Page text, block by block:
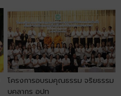
โครงการอบรมคุณธรรม จริยธรรม
บุคลากร อปท